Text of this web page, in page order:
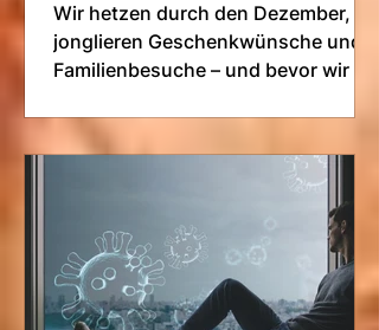
Wir hetzen durch den Dezember,
jonglieren Geschenkwünsche und
Familienbesuche – und bevor wir es
erleuchtet